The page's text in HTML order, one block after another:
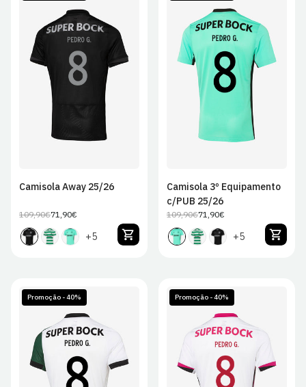
M
2XL
Camisola Away 25/26
Preço
regular
109,90€Preço
de
venda
71,90€
+5
S M
2XL
Camisola 3º Equipamento
c/PUB 25/26
Preço
regular
109,90€Preço
de
venda
71,90€
+5
Promoção - 40%
S M XL
Promoção - 40%
M XL